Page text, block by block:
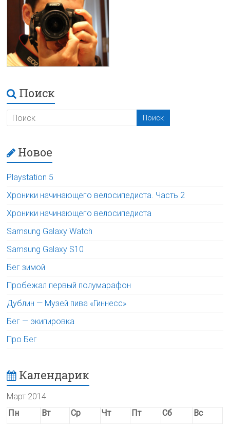
Поиск
Новое
Playstation 5
Хроники начинающего велосипедиста. Часть 2
Хроники начинающего велосипедиста
Samsung Galaxy Watch
Samsung Galaxy S10
Бег зимой
Пробежал первый полумарафон
Дублин — Музей пива «Гиннесс»
Бег — экипировка
Про Бег
Календарик
Март 2014
Пн
Вт Ср Чт Пт Сб
Вс